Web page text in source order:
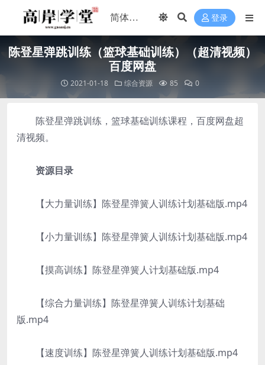
登录
陈登星弹跳训练（篮球基础训练）（超清视频）
百度网盘
2021-01-18 综合资源 85 0
陈登星弹跳训练，篮球基础训练课程，百度网盘超
清视频。
资源目录
【大力量训练】陈登星弹簧人训练计划基础版.mp4
【小力量训练】陈登星弹簧人训练计划基础版.mp4
【摸高训练】陈登星弹簧人计划基础版.mp4
【综合力量训练】陈登星弹簧人训练计划基础
版.mp4
【速度训练】陈登星弹簧人训练计划基础版.mp4